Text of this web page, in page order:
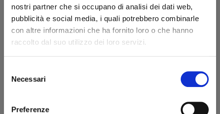
nostri partner che si occupano di analisi dei dati web,
pubblicità e social media, i quali potrebbero combinarle
con altre informazioni che ha fornito loro o che hanno
raccolto dal suo utilizzo dei loro servizi.
delNecessari
Preferenze